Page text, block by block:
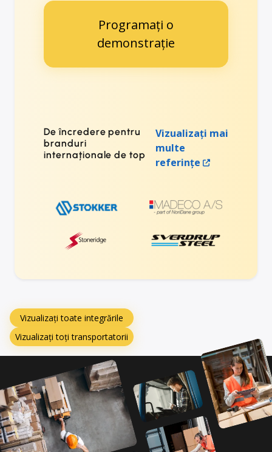
Programați o
demonstrație
De încredere pentru
branduri
internaționale de top
Vizualizați mai
multe
referințe
Vizualizați toate integrările
Vizualizați toți transportatorii